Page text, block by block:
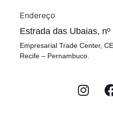
Endereço
Estrada das Ubaias,
Empresarial Trade Center,
Recife – Pernambuco.